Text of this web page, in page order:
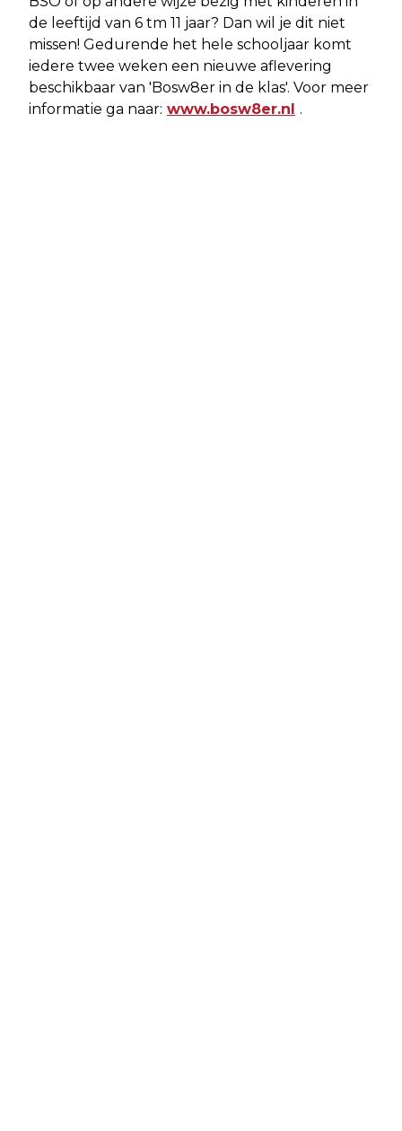
de leeftijd van 6 tm 11 jaar? Dan wil je dit niet
missen! Gedurende het hele schooljaar komt
iedere twee weken een nieuwe aflevering
beschikbaar van 'Bosw8er in de klas'. Voor meer
informatie ga naar: www.bosw8er.nl .